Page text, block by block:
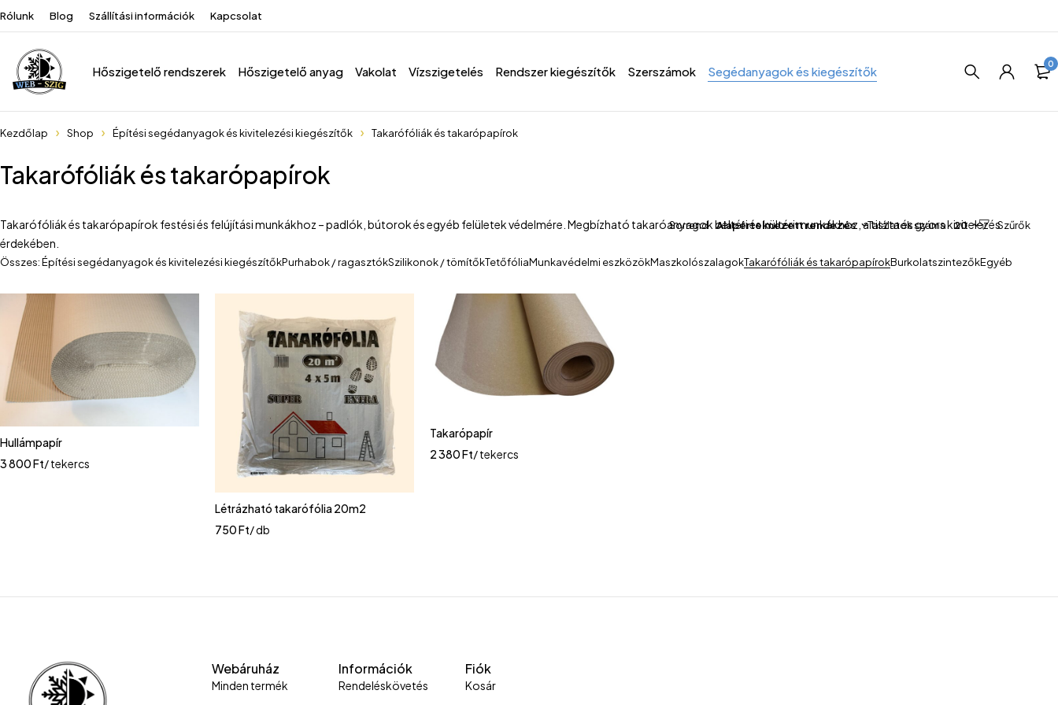
Rólunk Blog Szállítási információk Kapcsolat
Hőszigetelő rendszerek Hőszigetelő anyag Vakolat Vízszigetelés Rendszer kiegészítők Szerszámok Segédanyagok és kiegészítők 0
Kezdőlap Shop Építési segédanyagok és kivitelezési kiegészítők Takarófóliák és takarópapírok
Takarófóliák és takarópapírok
Takarófóliák és takarópapírok festési és felújítási munkákhoz – padlók, bútorok és egyéb felületek védelmére. Megbízható takaróanyagok beltéri és kültéri munkákhoz, a tiszta és gyors kivitelezés
érdekében.
Összes: Építési segédanyagok és kivitelezési kiegészítőkPurhabok / ragasztókSzilikonok / tömítőkTetőfóliaMunkavédelmi eszközökMaszkolószalagokTakarófóliák és takarópapírokBurkolatszintezőkEgyéb
Sorrend Alapértelmezett rendezés Találatok száma 20
Hullámpapír
3 800Ft/ tekercs
Létrázható takarófólia 20m2
750Ft/ db
Takarópapír
2 380Ft/ tekercs
Webáruház
Minden termék
Információk
Rendeléskövetés
Fiók
Kosár